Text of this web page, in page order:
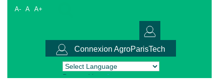
A- A A+
Connexion AgroParisTech
Powered by Translate